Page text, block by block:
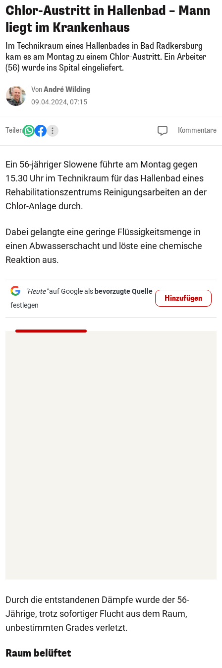
Chlor-Austritt in Hallenbad – Mann
liegt im Krankenhaus
Im Technikraum eines Hallenbades in Bad Radkersburg
kam es am Montag zu einem Chlor-Austritt. Ein Arbeiter
(56) wurde ins Spital eingeliefert.
VonAndré Wilding
09.04.2024, 07:15
Teilen Kommentare
Ein 56-jähriger Slowene führte am Montag gegen
15.30 Uhr im Technikraum für das Hallenbad eines
Rehabilitationszentrums Reinigungsarbeiten an der
Chlor-Anlage durch.
Dabei gelangte eine geringe Flüssigkeitsmenge in
einen Abwasserschacht und löste eine chemische
Reaktion aus.
"Heute"auf Google als bevorzugte Quelle
festlegen
Hinzufügen
Durch die entstandenen Dämpfe wurde der 56-
Jährige, trotz sofortiger Flucht aus dem Raum,
unbestimmten Grades verletzt.
Raum belüftet